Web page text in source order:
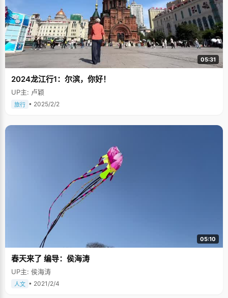
05:31
2024龙江行1：尔滨，你好！
UP主: 卢颖
旅行 • 2025/2/2
05:10
春天来了 编导：侯海涛
UP主: 侯海涛
人文 • 2021/2/4